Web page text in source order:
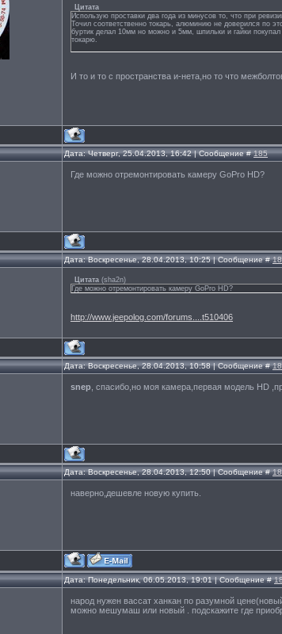
Цитата
Использую проставки два года из минусов то, что при
Точил соответственно токарь, алюминию не доверился по
буртик делал 10мм но можно и 5мм, шпильки и гайки
токарю.
И то и то с пространства и-нета,но то что
Дата: Четверг, 25.04.2013, 16:42 | Сообщение #185
Где можно отремонтировать камеру GoPro HD?
Дата: Воскресенье, 28.04.2013, 10:25 | Сообщение #
Цитата (sha2n)
Где можно отремонтировать камеру GoPro HD?
http://www.jeepolog.com/forums....t510406
Дата: Воскресенье, 28.04.2013, 10:58 | Сообщение #
snep , спасибо,но моя камера,первая модель HD
Дата: Воскресенье, 28.04.2013, 12:50 | Сообщение #
наверно,дешевле новую купить.
Дата: Понедельник, 06.05.2013, 19:01 | Сообщение #
народ нужен вассат ханкан по разумной
можно мешумаш или новый . подскажите где